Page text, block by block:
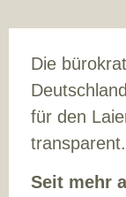
Die
für den
transparent.
Seit mehr